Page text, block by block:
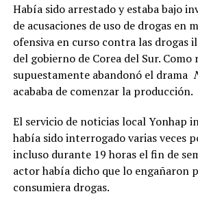
Había sido arrestado y estaba bajo
de acusaciones de uso de drogas en
ofensiva en curso contra las drogas
del gobierno de Corea del Sur. Como
supuestamente abandonó el drama
acababa de comenzar la producción.
El servicio de noticias local Yonhap
había sido interrogado varias veces
incluso durante 19 horas el fin de
actor había dicho que lo engañaron
consumiera drogas.